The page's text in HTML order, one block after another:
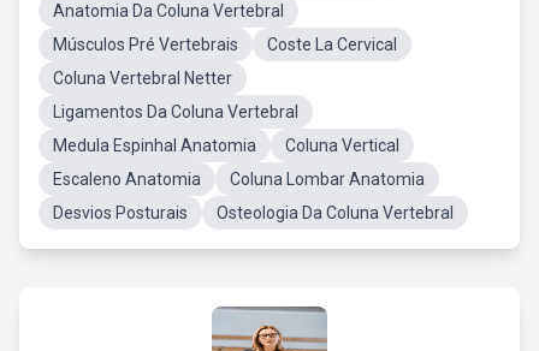
Anatomia Da Coluna Vertebral
Músculos Pré Vertebrais
Coste La Cervical
Coluna Vertebral Netter
Ligamentos Da Coluna Vertebral
Medula Espinhal Anatomia
Coluna Vertical
Escaleno Anatomia
Coluna Lombar Anatomia
Desvios Posturais
Osteologia Da Coluna Vertebral